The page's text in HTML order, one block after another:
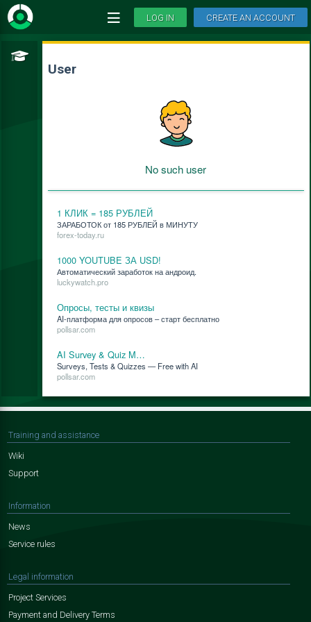
LOG IN CREATE AN ACCOUNT
User
No such user
1 КЛИК = 185 РУБЛЕЙ
ЗАРАБОТОК от 185 РУБЛЕЙ в МИНУТУ
forex-today.ru
1000 YOUTUBE ЗА USD!
Ав­то­ма­ти­че­ский за­ра­бо­ток на ан­дро­ид.
luckywatch.pro
Опросы, тесты и квизы
AI-плат­фор­ма для опро­сов – старт бес­плат­но
pollsar.com
AI Survey & Quiz M…
Surveys, Tests & Quizzes — Free with AI
pollsar.com
Training and assistance
Wiki
Support
Information
News
Service rules
Legal information
Project Services
Payment and Delivery Terms